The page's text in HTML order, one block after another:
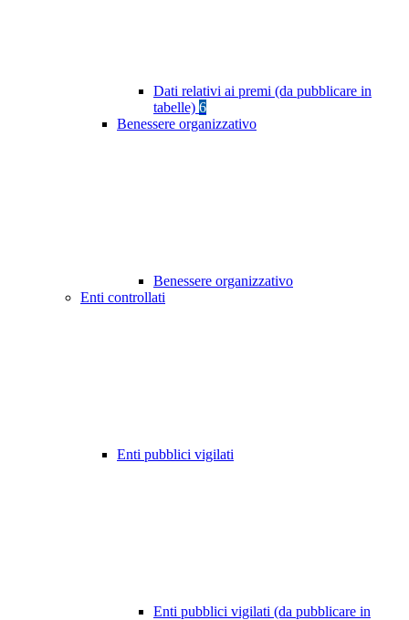
Dati relativi ai premi (da pubblicare in
tabelle) 6
Benessere organizzativo
Benessere organizzativo
Enti controllati
Enti pubblici vigilati
Enti pubblici vigilati (da pubblicare in